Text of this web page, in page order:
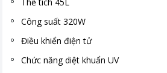
Công suất 320W
Điều khiển điện tử
Chức năng diệt khuẩn UV